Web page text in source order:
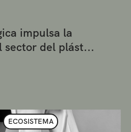
impulsa la
sector del plást...
ECOSISTEMA